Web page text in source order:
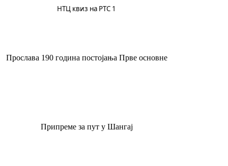
НТЦ квиз на РТС 1
Прослава 190 година постојања Прве основне
Припреме за пут у Шангај